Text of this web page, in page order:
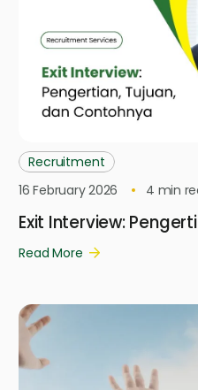
Recruitment
16 February 2026
4 min
Exit Interview:
Read More